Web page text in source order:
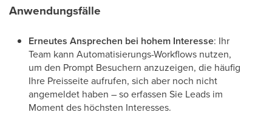
Anwendungsfälle
Erneutes Ansprechen bei hohem Interesse: Ihr
Team kann Automatisierungs-Workflows nutzen,
um den Prompt Besuchern anzuzeigen, die häufig
Ihre Preisseite aufrufen, sich aber noch nicht
angemeldet haben – so erfassen Sie Leads im
Moment des höchsten Interesses.